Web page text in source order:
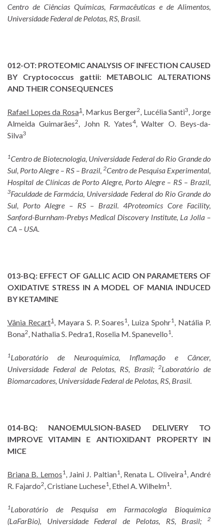
Centro de Ciências Químicas, Farmacêuticas e de Alimentos,
Universidade Federal de Pelotas, RS, Brasil.
012-OT: PROTEOMIC ANALYSIS OF INFECTION CAUSED
BY Cryptococcus gattii: METABOLIC ALTERATIONS
AND THEIR CONSEQUENCES
Rafael Lopes da Rosa1, Markus Berger2 , Lucélia Santi3
, Jorge
Almeida Guimarães2 , John R. Yates4, Walter O. Beys-da-
Silva3
1Centro de Biotecnologia, Universidade Federal do Rio Grande do
Sul, Porto Alegre – RS – Brazil, 2Centro de Pesquisa Experimental,
Hospital de Clínicas de Porto Alegre, Porto Alegre – RS – Brazil,
3Faculdade de Farmácia, Universidade Federal do Rio Grande do
Sul, Porto Alegre – RS – Brazil.4Proteomics Core Facility,
Sanford-Burnham-Prebys Medical Discovery Institute, La Jolla –
CA – USA.
013-BQ: EFFECT OF GALLIC ACID ON PARAMETERS OF
OXIDATIVE STRESS IN A MODEL OF MANIA INDUCED
BY KETAMINE
Vânia Recart1, Mayara S. P. Soares1 , Luiza Spohr1
, Natália P.
Bona2 , Nathalia S. Pedra1, Roselia M. Spanevello1
1Laboratório de Neuroquímica, Inflamação e Câncer,
Universidade Federal de Pelotas, RS, Brasil;2Laboratório de
Biomarcadores, Universidade Federal de Pelotas, RS, Brasil.
014-BQ: NANOEMULSION-BASED DELIVERY TO
IMPROVE VITAMIN E ANTIOXIDANT PROPERTY IN
MICE
Briana B. Lemos1, Jaini J. Paltian1, Renata L. Oliveira1, André
R. Fajardo2 , Cristiane Luchese1 , Ethel A. Wilhelm1
1Laboratório de Pesquisa em Farmacologia Bioquímica
(LaFarBio), Universidade Federal de Pelotas, RS, Brasil;
2